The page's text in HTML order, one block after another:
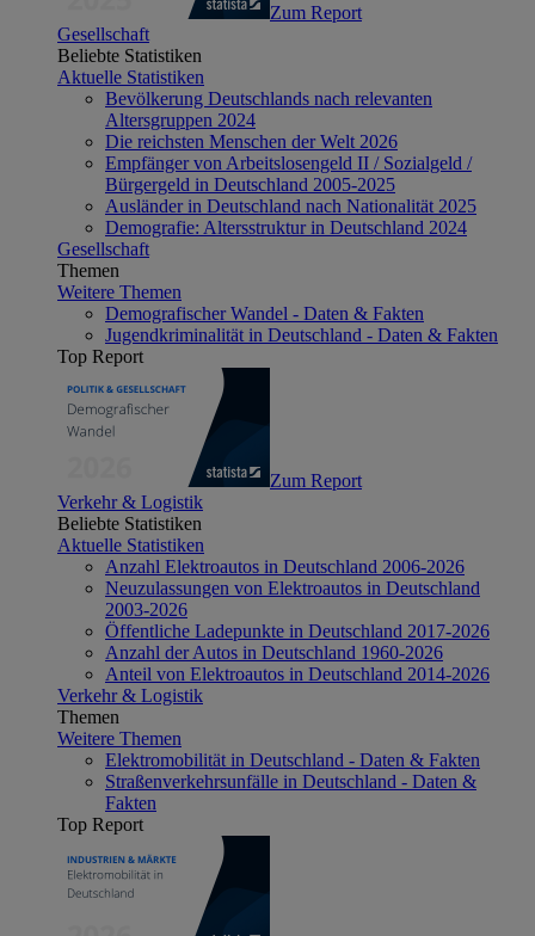
Zum Report
Gesellschaft
Beliebte Statistiken
Aktuelle Statistiken
Bevölkerung Deutschlands nach relevanten
Altersgruppen 2024
Die reichsten Menschen der Welt 2026
Empfänger von Arbeitslosengeld II / Sozialgeld /
Bürgergeld in Deutschland 2005-2025
Ausländer in Deutschland nach Nationalität 2025
Demografie: Altersstruktur in Deutschland 2024
Gesellschaft
Themen
Weitere Themen
Demografischer Wandel - Daten & Fakten
Jugendkriminalität in Deutschland - Daten & Fakten
Top Report
Zum Report
Verkehr & Logistik
Beliebte Statistiken
Aktuelle Statistiken
Anzahl Elektroautos in Deutschland 2006-2026
Neuzulassungen von Elektroautos in Deutschland
2003-2026
Öffentliche Ladepunkte in Deutschland 2017-2026
Anzahl der Autos in Deutschland 1960-2026
Anteil von Elektroautos in Deutschland 2014-2026
Verkehr & Logistik
Themen
Weitere Themen
Elektromobilität in Deutschland - Daten & Fakten
Straßenverkehrsunfälle in Deutschland - Daten &
Fakten
Top Report